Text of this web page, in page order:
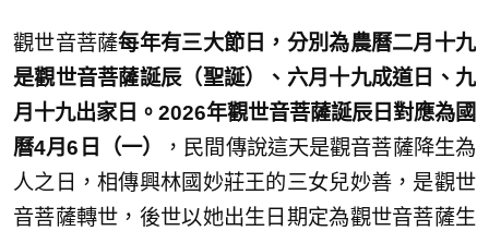
觀世音菩薩每年有三大節日，分別為農曆二月十九
是觀世音菩薩誕辰（聖誕）、六月十九成道日、九
月十九出家日。2026年觀世音菩薩誕辰日對應為國
曆4月6日（一）
，民間傳說這天是觀音菩薩降生為
人之日，相傳興林國妙莊王的三女兒妙善，是觀世
音菩薩轉世，後世以她出生日期定為觀世音菩薩生